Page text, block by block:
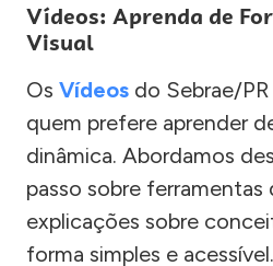
Vídeos: Aprenda de
Visual
Os Vídeos do Sebrae/
quem prefere aprender
dinâmica. Abordamos
passo sobre
explicações sobre
forma simples e